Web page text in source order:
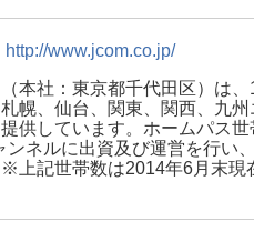
http://www.jcom.co.jp/
本社：東京都千代田区）は
幌、仙台、関東、関西、九
供しています。ホームパス
ネルに出資及び運営を行い
上記世帯数は2014年6月末現